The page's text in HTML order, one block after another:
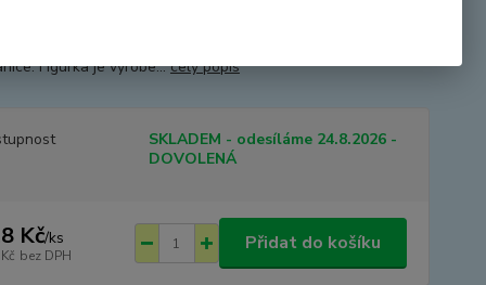
Figurka je vyrobe...celý popis
SKLADEM - odesíláme 24.8.2026 -
DOVOLENÁ
Kč/ks
bez DPH
Přidat do košíku